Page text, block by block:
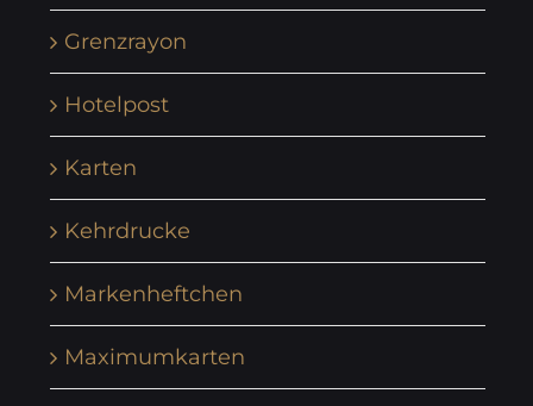
Grenzrayon
Hotelpost
Karten
Kehrdrucke
Markenheftchen
Maximumkarten